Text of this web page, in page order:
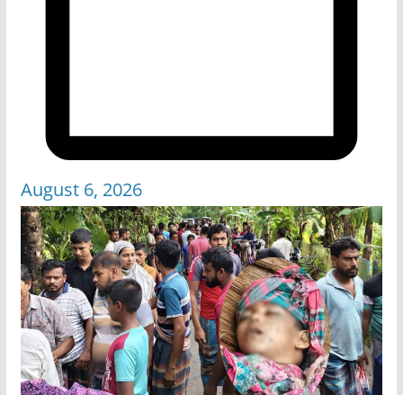
August 6, 2026